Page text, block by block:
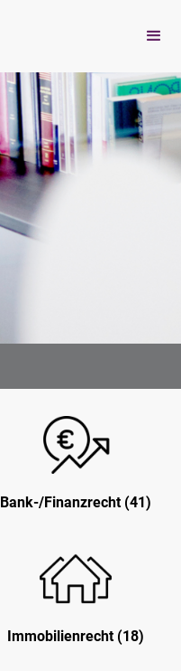
Bank-/Finanzrecht (41)
Immobilienrecht (18)